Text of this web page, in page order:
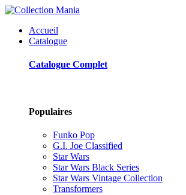
Accueil
Catalogue
Catalogue Complet
Populaires
Funko Pop
G.I. Joe Classified
Star Wars
Star Wars Black Series
Star Wars Vintage Collection
Transformers